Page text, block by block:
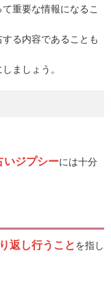
重要な情報になるこ
る内容であることも
ましょう。
いジプシーには十分
返し行うことを指し